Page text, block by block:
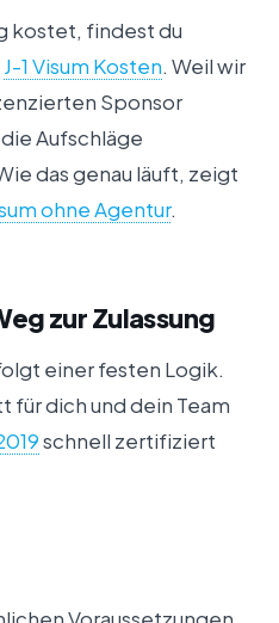
kostet, findest du
J-1 Visum Kosten. Weil wir
Sponsor
Aufschläge
das genau läuft, zeigt
ohne Agentur.
zur Zulassung
einer festen Logik.
für dich und dein Team
schnell zertifiziert